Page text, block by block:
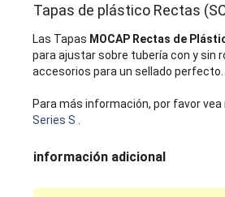
Tapas de plástico Rectas
Las Tapas MOCAP Rectas de
para ajustar sobre tubería con y sin
accesorios para un sellado perfecto.
Para más información, por favor
Series S
información adicional